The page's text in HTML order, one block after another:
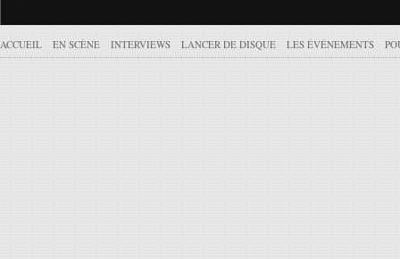
ACCUEIL EN SCÈNE INTERVIEWS LANCER DE DISQUE LES ÉVÉNEMENTS